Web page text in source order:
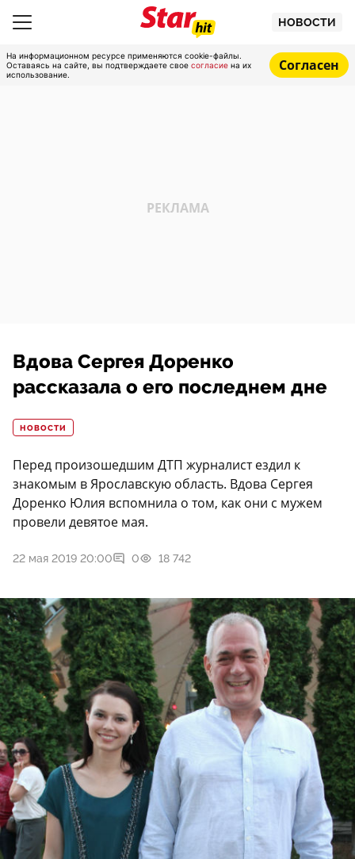
НОВОСТИ
На информационном ресурсе применяются cookie-файлы.
Оставаясь на сайте, вы подтверждаете свое согласие на их
использование.
Согласен
Вдова Сергея Доренко
рассказала о его последнем дне
НОВОСТИ
Перед произошедшим ДТП журналист ездил к
знакомым в Ярославскую область. Вдова Сергея
Доренко Юлия вспомнила о том, как они с мужем
провели девятое мая.
22 мая 2019 20:00 0 18 742